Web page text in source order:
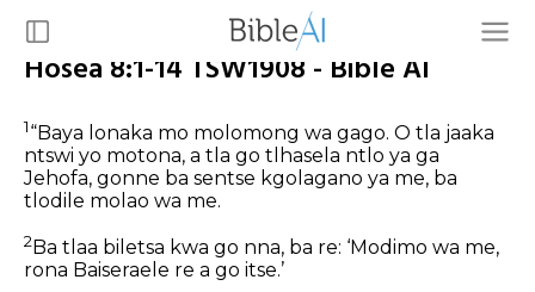
Hosea 8:1-14 TSW1908 - Bible AI
1“Baya lonaka mo molomong wa gago. O tla jaaka
ntswi yo motona, a tla go tlhasela ntlo ya ga
Jehofa, gonne ba sentse kgolagano ya me, ba
tlodile molao wa me.
2 Ba tlaa biletsa kwa go nna, ba re: ‘Modimo wa me,
rona Baiseraele re a go itse.’